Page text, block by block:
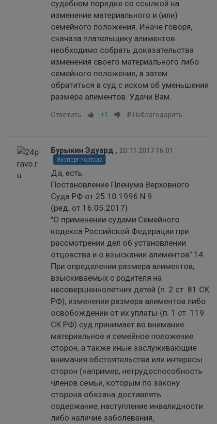
судебном порядке со ссылкой на
изменение материального и (или)
семейного положения. Иначе говоря,
сначала плательщику алиментов
необходимо собрать доказательства
изменения своего материального либо
семейного положения, а затем
обратиться в суд с иском об уменьшении
размера алиментов. Удачи Вам.
Ответить +1 Поблагодарить
Бурыкин Эдуард , 20.11.2017 16:01
Эксперт портала
Да, есть.
Постановление Пленума Верховного
Суда РФ от 25.10.1996 N 9
(ред. от 16.05.2017)
"О применении судами Семейного
кодекса Российской Федерации при
рассмотрении дел об установлении
отцовства и о взыскании алиментов" 14.
При определении размера алиментов,
взыскиваемых с родителя на
несовершеннолетних детей (п. 2 ст. 81 СК
РФ), изменении размера алиментов либо
освобождении от их уплаты (п. 1 ст. 119
СК РФ) суд принимает во внимание
материальное и семейное положение
сторон, а также иные заслуживающие
внимания обстоятельства или интересы
сторон (например, нетрудоспособность
членов семьи, которым по закону
сторона обязана доставлять
содержание, наступление инвалидности
либо наличие заболевания,